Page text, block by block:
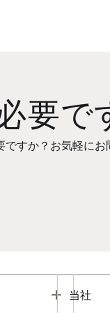
要で
すか？お気軽にお
Toggle
当社